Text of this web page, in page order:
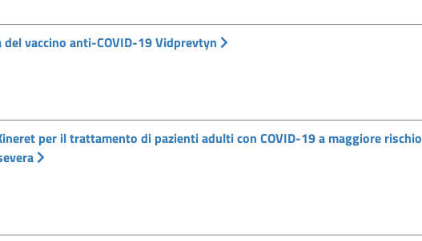
vaccino anti-COVID-19 Vidprevtyn
per il trattamento di pazienti adulti con COVID-19 a maggiore rischio